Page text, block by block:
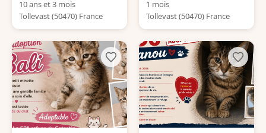
10 ans et 3 mois
Tollevast (50470) France
1 mois
Tollevast (50470) France